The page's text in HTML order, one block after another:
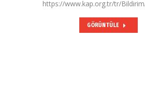
https://www.kap.org.tr/tr/
GÖRÜNTÜLE